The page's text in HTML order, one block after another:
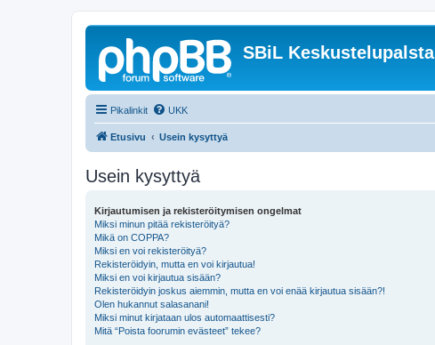
SBiL Keskustelupalsta
Pikalinkit UKK
Etusivu Usein kysyttyä
Usein kysyttyä
Kirjautumisen ja rekisteröitymisen ongelmat
Miksi minun pitää rekisteröityä?
Mikä on COPPA?
Miksi en voi rekisteröityä?
Rekisteröidyin, mutta en voi kirjautua!
Miksi en voi kirjautua sisään?
Rekisteröidyin joskus aiemmin, mutta en voi enää kirjautua sisään?!
Olen hukannut salasanani!
Miksi minut kirjataan ulos automaattisesti?
Mitä “Poista foorumin evästeet” tekee?